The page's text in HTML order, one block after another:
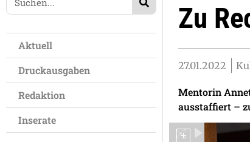
Aktuell
Druckausgaben
Redaktion
Inserate
Zu
27.01.2022
Mentorin
ausstaffiert –